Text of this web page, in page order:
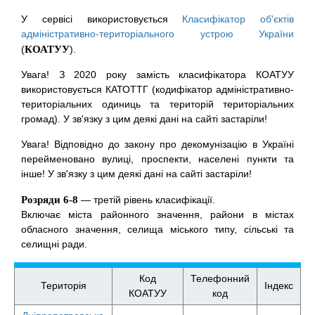
У сервісі використовується Класифікатор об'єктів
адміністративно-територіального устрою України
(КОАТУУ).
Увага! З 2020 року замість класифікатора КОАТУУ
використовується КАТОТТГ (кодифікатор адміністративно-
територіальних одиниць та територій територіальних
громад). У зв'язку з цим деякі дані на сайті застаріли!
Увага! Відповідно до закону про декомунізацію в Україні
перейменовано вулиці, проспекти, населені пункти та
інше! У зв'язку з цим деякі дані на сайті застаріли!
Розряди 6-8 — третій рівень класифікації.
Включає міста районного значення, райони в містах
обласного значення, селища міського типу, сільські та
селищні ради.
Територія
Код
КОАТУУ
Телефонний
код
Індекс